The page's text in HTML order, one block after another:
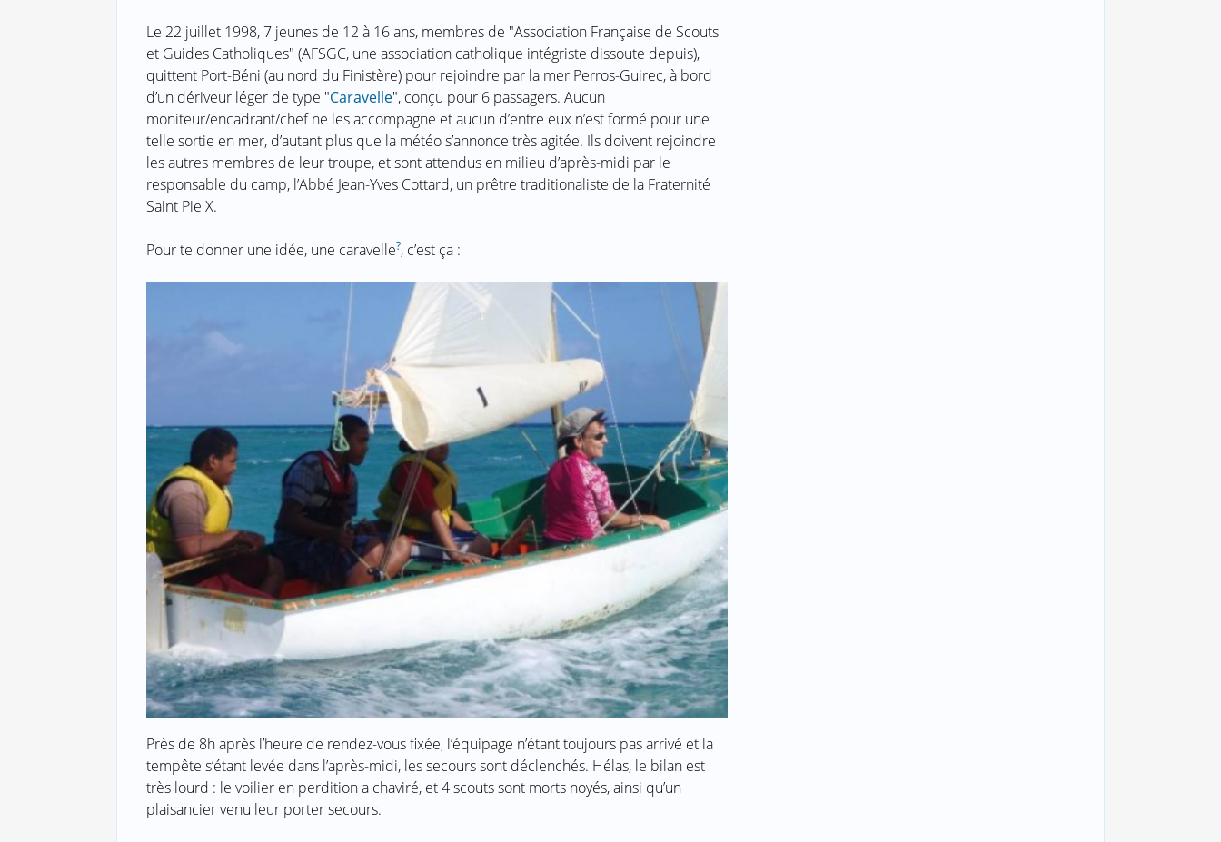
Le 22 juillet 1998, 7 jeunes de 12 à 16 ans, membres de "Association Française de Scouts
et Guides Catholiques" (AFSGC, une association catholique intégriste dissoute depuis),
quittent Port-Béni (au nord du Finistère) pour rejoindre par la mer Perros-Guirec, à bord
d’un dériveur léger de type "Caravelle", conçu pour 6 passagers. Aucun
moniteur/encadrant/chef ne les accompagne et aucun d’entre eux n’est formé pour une
telle sortie en mer, d’autant plus que la météo s’annonce très agitée. Ils doivent rejoindre
les autres membres de leur troupe, et sont attendus en milieu d’après-midi par le
responsable du camp, l’Abbé Jean-Yves Cottard, un prêtre traditionaliste de la Fraternité
Saint Pie X.
Pour te donner une idée, une caravelle?, c’est ça :
Près de 8h après l’heure de rendez-vous fixée, l’équipage n’étant toujours pas arrivé et la
tempête s’étant levée dans l’après-midi, les secours sont déclenchés. Hélas, le bilan est
très lourd : le voilier en perdition a chaviré, et 4 scouts sont morts noyés, ainsi qu’un
plaisancier venu leur porter secours.